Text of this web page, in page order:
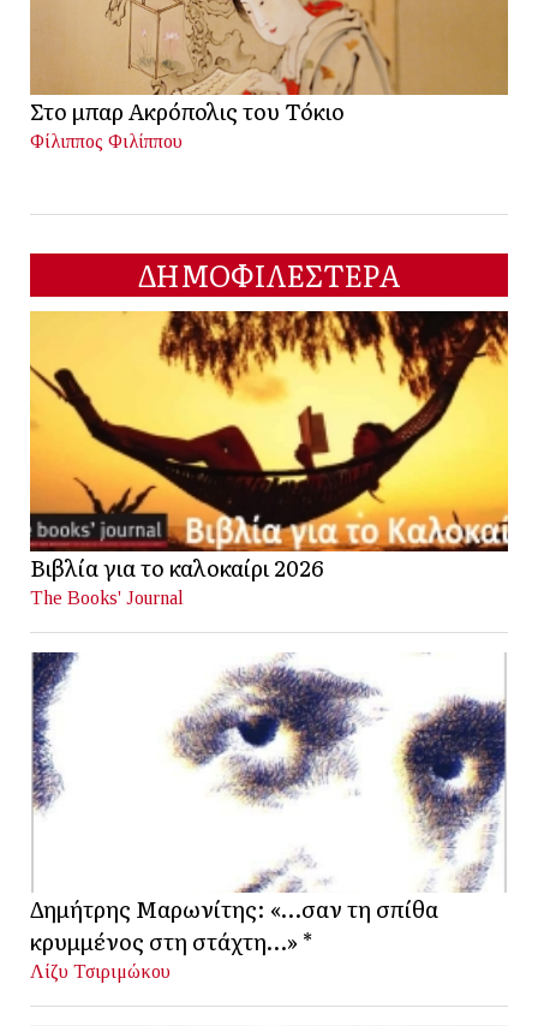
Στο μπαρ Ακρόπολις του Τόκιο
Φίλιππος Φιλίππου
ΔΗΜΟΦΙΛΕΣΤΕΡΑ
Βιβλία για το καλοκαίρι 2026
The Books' Journal
Δημήτρης Μαρωνίτης: «…σαν τη σπίθα
κρυμμένος στη στάχτη…» *
Λίζυ Τσιριμώκου